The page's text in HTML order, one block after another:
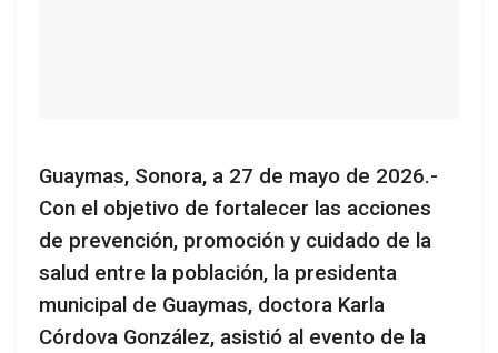
Guaymas, Sonora, a 27 de mayo de 2026.-
Con el objetivo de fortalecer las acciones
de prevención, promoción y cuidado de la
salud entre la población, la presidenta
municipal de Guaymas, doctora Karla
Córdova González, asistió al evento de la